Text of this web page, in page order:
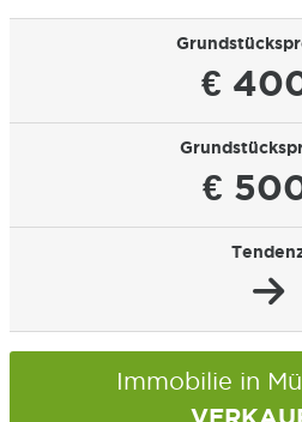
€
€
Immobilie in